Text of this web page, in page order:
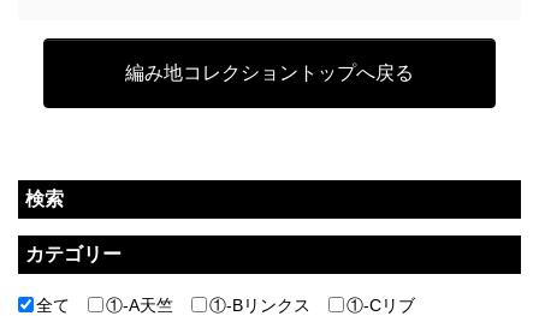
編み地コレクショントップへ戻る
検索
カテゴリー
全て ①-A天竺 ①-Bリンクス ①-Cリブ